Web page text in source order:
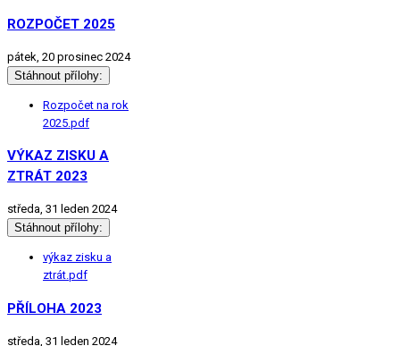
ROZPOČET 2025
pátek, 20 prosinec 2024
Stáhnout přílohy:
Rozpočet na rok
2025.pdf
VÝKAZ ZISKU A
ZTRÁT 2023
středa, 31 leden 2024
Stáhnout přílohy:
výkaz zisku a
ztrát.pdf
PŘÍLOHA 2023
středa, 31 leden 2024